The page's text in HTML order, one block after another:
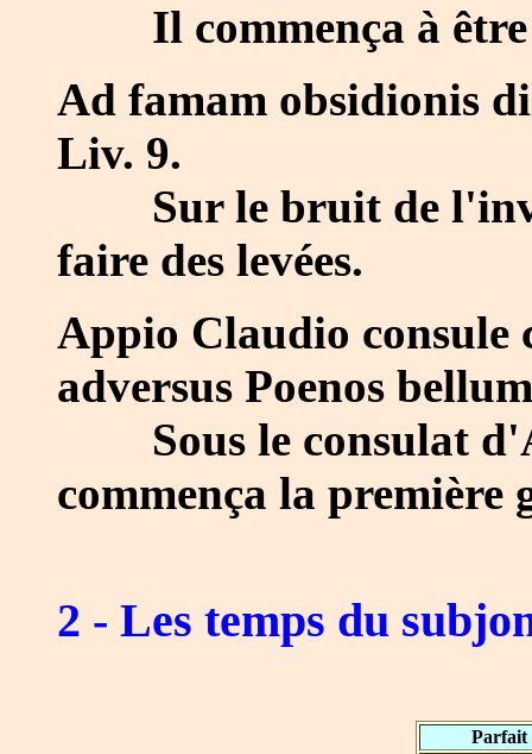
Il commença à être
Ad famam obsidionis
Liv. 9.
Sur le bruit de
faire des levées.
Appio Claudio consule
adversus Poenos
Sous le consulat
commença la première
2 - Les temps du
Parfait